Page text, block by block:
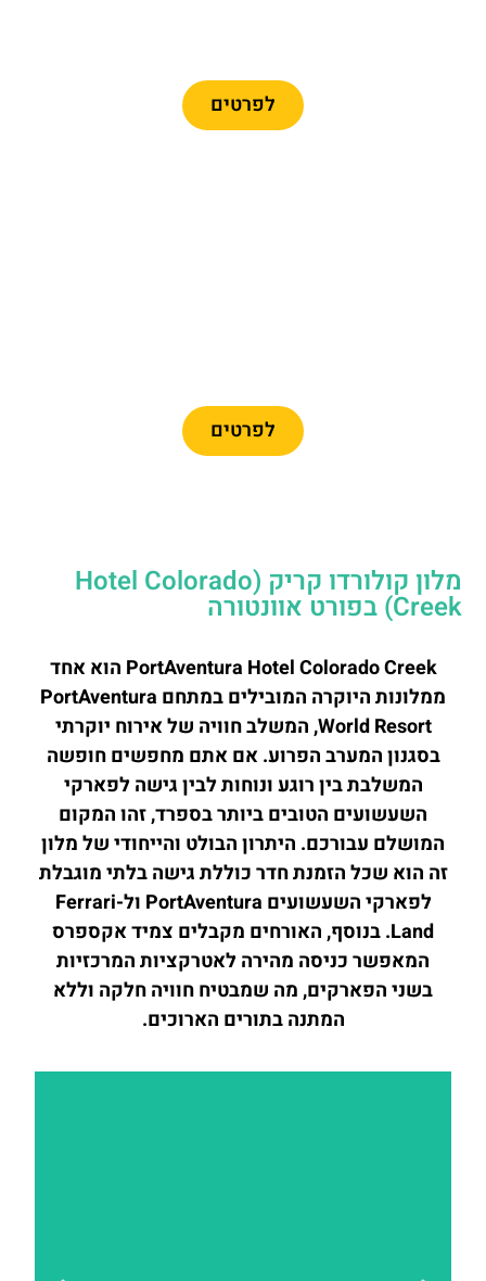
לפרטים
לפרטים
מלון קולורדו קריק (Hotel Colorado
Creek) בפורט אוונטורה
PortAventura Hotel Colorado Creek הוא אחד
ממלונות היוקרה המובילים במתחם PortAventura
World Resort, המשלב חוויה של אירוח יוקרתי
בסגנון המערב הפרוע. אם אתם מחפשים חופשה
המשלבת בין רוגע ונוחות לבין גישה לפארקי
השעשועים הטובים ביותר בספרד, זהו המקום
המושלם עבורכם. היתרון הבולט והייחודי של מלון
זה הוא שכל הזמנת חדר כוללת גישה בלתי מוגבלת
לפארקי השעשועים PortAventura ול-Ferrari
Land. בנוסף, האורחים מקבלים צמיד אקספרס
המאפשר כניסה מהירה לאטרקציות המרכזיות
בשני הפארקים, מה שמבטיח חוויה חלקה וללא
המתנה בתורים הארוכים.